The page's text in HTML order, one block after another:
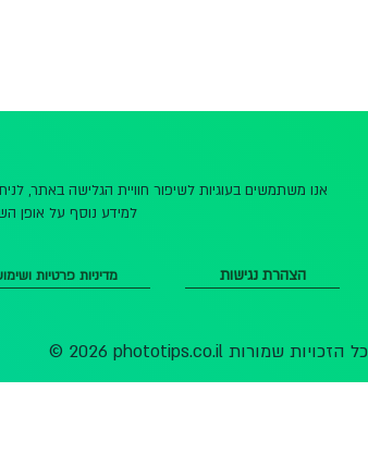
אנו משתמשים בעוגיות לשיפור חוויית הגלישה באתר,
למידע נוסף על אופן
מדיניות פרטיות הצהרת נגישות
© 2026 phototips.co.il כל הזכויות שמורות